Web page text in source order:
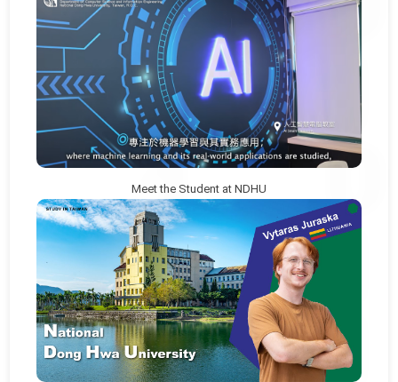
Meet the Student at NDHU